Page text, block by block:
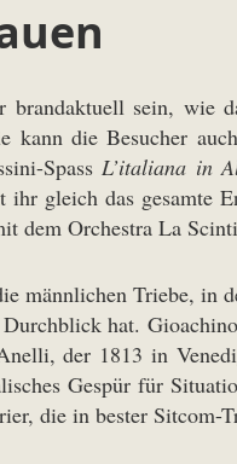
brandaktuell sein, wie
kann die Besucher
Spass L’italiana in
ihr gleich das gesamte
dem Orchestra La
männlichen Triebe, in
hat.
der 1813 in
Gespür für
die in bester Sitcom-